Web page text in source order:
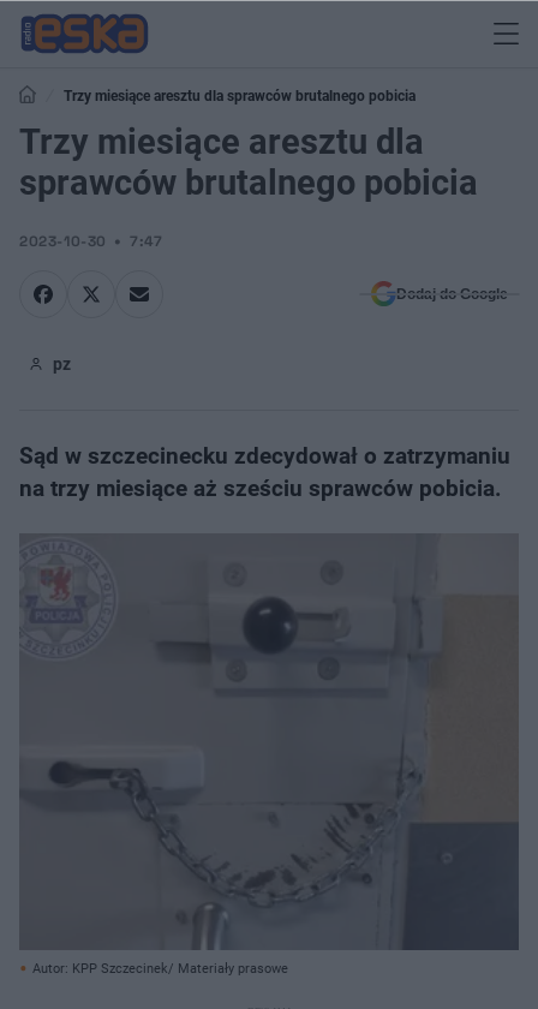
Trzy miesiące aresztu dla sprawców brutalnego pobicia
Trzy miesiące aresztu dla
sprawców brutalnego pobicia
2023-10-30 7:47
Dodaj do Google
pz
Sąd w szczecinecku zdecydował o zatrzymaniu
na trzy miesiące aż sześciu sprawców pobicia.
Autor: KPP Szczecinek/ Materiały prasowe